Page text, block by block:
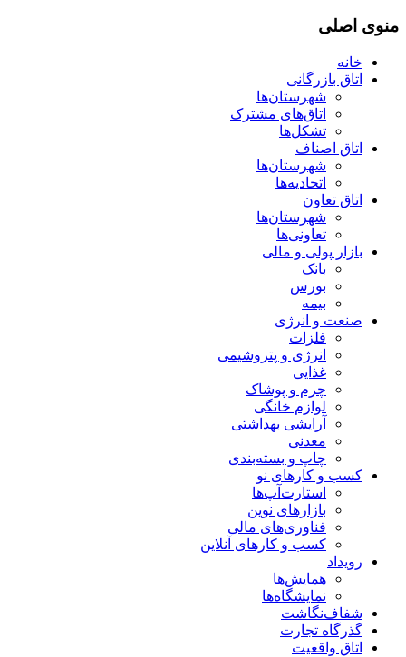
منوی اصلی
خانه
اتاق بازرگانی
شهرستان‌ها
اتاق‌های مشترک
تشکل‌ها
اتاق اصناف
شهرستان‌ها
اتحادیه‌ها
اتاق تعاون
شهرستان‌ها
تعاونی‌ها
بازار پولی و مالی
بانک
بورس
بیمه
صنعت و انرژی
فلزات
انرژی و پتروشیمی
غذایی
چرم و پوشاک
لوازم خانگی
آرایشی بهداشتی
معدنی
چاپ و بسته‌بندی
کسب و کارهای نو
استارت‌آپ‌ها
بازارهای نوین
فناوری‌های مالی
کسب و کارهای آنلاین
رویداد
همایش‌ها
نمایشگاه‌ها
شفاف‌نگاشت
گذرگاه تجارت
اتاق واقعیت